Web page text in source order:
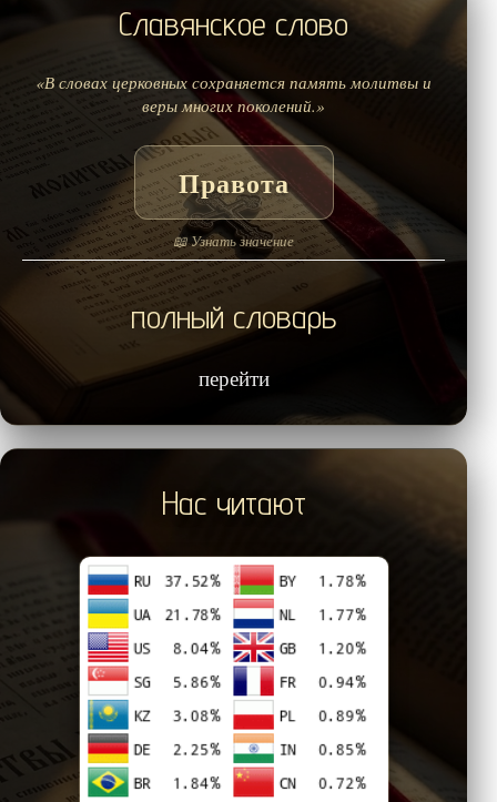
Славянское слово
«В словах церковных сохраняется память молитвы и
веры многих поколений.»
Правота
📖 Узнать значение
полный словарь
перейти
Нас читают